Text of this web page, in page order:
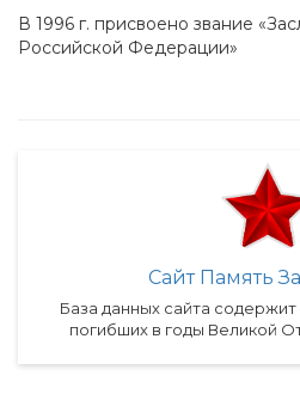
В 1996 г. присвоено звание
Российской Федерации»
Сайт Память
База данных сайта
погибших в годы Великой